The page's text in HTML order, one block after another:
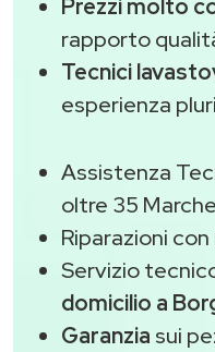
Prezzi molto
rapporto
Tecnici
esperienza
Assistenza
oltre 35 Marche
Riparazioni con
Servizio
domicilio a
Garanzia sui